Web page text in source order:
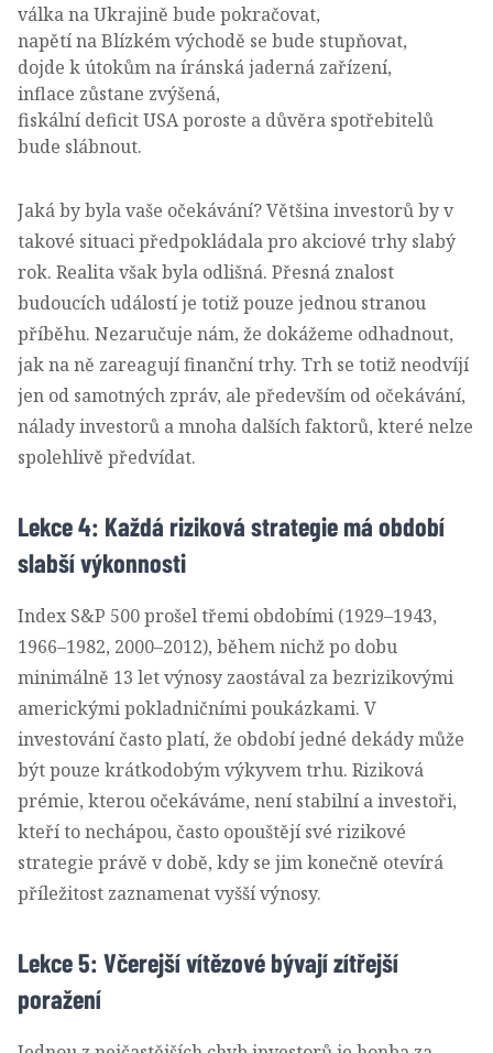
válka na Ukrajině bude pokračovat,
napětí na Blízkém východě se bude stupňovat,
dojde k útokům na íránská jaderná zařízení,
inflace zůstane zvýšená,
fiskální deficit USA poroste a důvěra spotřebitelů
bude slábnout.
Jaká by byla vaše očekávání? Většina investorů by v
takové situaci předpokládala pro akciové trhy slabý
rok. Realita však byla odlišná. Přesná znalost
budoucích událostí je totiž pouze jednou stranou
příběhu. Nezaručuje nám, že dokážeme odhadnout,
jak na ně zareagují finanční trhy. Trh se totiž neodvíjí
jen od samotných zpráv, ale především od očekávání,
nálady investorů a mnoha dalších faktorů, které nelze
spolehlivě předvídat.
Lekce 4: Každá riziková strategie má období
slabší výkonnosti
Index S&P 500 prošel třemi obdobími (1929–1943,
1966–1982, 2000–2012), během nichž po dobu
minimálně 13 let výnosy zaostával za bezrizikovými
americkými pokladničními poukázkami. V
investování často platí, že období jedné dekády může
být pouze krátkodobým výkyvem trhu. Riziková
prémie, kterou očekáváme, není stabilní a investoři,
kteří to nechápou, často opouštějí své rizikové
strategie právě v době, kdy se jim konečně otevírá
příležitost zaznamenat vyšší výnosy.
Lekce 5: Včerejší vítězové bývají zítřejší
poražení